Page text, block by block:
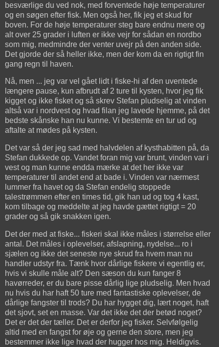
besværlige du ved nok, med forventede høje temperaturer
og en søgen efter fisk. Men også her, fik jeg et skud for
boven. For de høje temperaturer steg bare endnu mere og
alt over 25 grader i luften er ikke vejr for sådan en nordbo
som mig, medmindre der venter uvejr på den anden side.
Det gjorde der så heller ikke, men der kom da en rigtigt fin
gang regn til haven.
Nå, men ... jeg var vel gået lidt i fiske-hi af den uventede
længere pause, kun afbrudt af 2 ture til kysten, hvor jeg fik
kigget og ikke fisket og så skrev Stefan pludselig at vinden
altså var i nordvest og hvad filan jeg lavede hjemme, på det
bedste skånske han nu kunne. Vi bestemte en tur ud og
aftalte at mødes på kysten.
Det var så der jeg sad med halvdelen af kysthabitten på, da
Stefan dukkede op. Vandet foran mig var brunt, vinden var i
vest og man kunne endda mærke at det her ikke var
temperaturer til andet end at bade i. Vinden var nærmest
lummer fra havet og da Stefan endelig stoppede
talestrømmen efter en times tid, gik han ud og tog 4 kast,
kom tilbage og meddelte at jeg havde gættet rigtigt = 20
grader og så gik snakken igen.
Det der med at fiske... fiskeri skal ikke måles i størrelse eller
antal. Det måles i oplevelser, afslapning, nydelse... ro i
sjælen og ikke det seneste nye skrud fra hvem man nu
handler udstyr fra. Tænk hvor dårlige fiskere vi egentlig er,
hvis vi skulle måle alt? Den sæson du kun fanger 8
havørreder, er du bare pisse dårlig lige pludselig. Men hvad
nu hvis du har haft 50 ture med fantastiske oplevelser, de
dårlige fangster til trods? Du har hygget dig, lært noget, haft
det sjovt, set en masse. Var det ikke det der betød noget?
Det er det der tæller. Det er derfor jeg fisker. Selvfølgelig
altid med en fangst for øje og gerne den store, men jeg
bestemmer ikke lige hvad der hugger hos mig. Heldigvis.